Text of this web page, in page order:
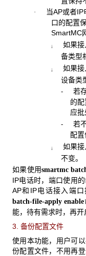
· 当AP或者IP
口的配置
SmartMC
¡
如果接
备类型
¡
如果接
设备类
-若存
的
应批
-若不
配置
¡
如果接
不变。
如果使用smartmc
IP电话时，端口使用
AP和IP电话接入端
batch-file-apply enable
能，待有需求时，再开
3. 备份配置文件
使用本功能，用户可
份配置文件，不用再